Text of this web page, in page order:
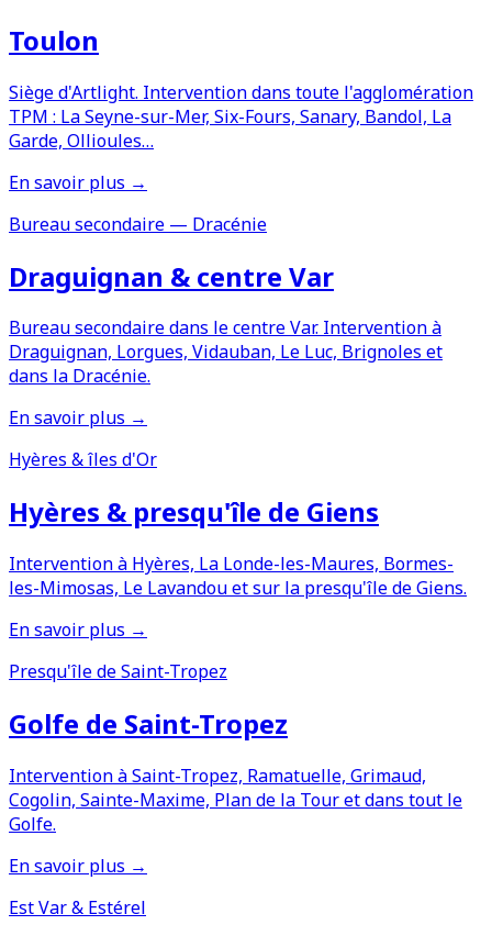
Toulon
Siège d'Artlight. Intervention dans toute l'agglomération
TPM : La Seyne-sur-Mer, Six-Fours, Sanary, Bandol, La
Garde, Ollioules…
En savoir plus →
Bureau secondaire — Dracénie
Draguignan & centre Var
Bureau secondaire dans le centre Var. Intervention à
Draguignan, Lorgues, Vidauban, Le Luc, Brignoles et
dans la Dracénie.
En savoir plus →
Hyères & îles d'Or
Hyères & presqu'île de Giens
Intervention à Hyères, La Londe-les-Maures, Bormes-
les-Mimosas, Le Lavandou et sur la presqu'île de Giens.
En savoir plus →
Presqu'île de Saint-Tropez
Golfe de Saint-Tropez
Intervention à Saint-Tropez, Ramatuelle, Grimaud,
Cogolin, Sainte-Maxime, Plan de la Tour et dans tout le
Golfe.
En savoir plus →
Est Var & Estérel